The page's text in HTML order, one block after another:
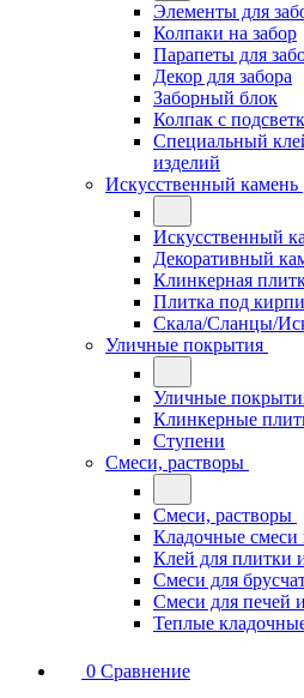
Элементы для
Колпаки на забор
Парапеты для
Декор для забора
Заборный блок
Колпак с
Специальный
изделий
Искусственный камень
Искусственный
Декоративный
Клинкерная
Плитка под
Скала/Сланцы/
Уличные покрытия
Уличные
Клинкерные
Ступени
Смеси, растворы
Смеси, растворы
Кладочные смеси
Клей для плитки
Смеси для
Смеси для печей
Теплые
0 Сравнение